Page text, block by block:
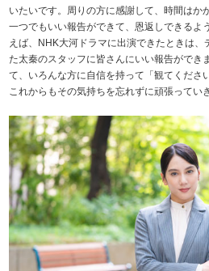
いたいです。周りの方に感謝して、時間はか
一つでもいい報告ができて、恩返しできるよ
えば、NHK大河ドラマに出演できたときは
た太秦のスタッフに皆さんにいい報告ができ
て、いろんな方に自信を持って「観てくださ
これからもその気持ちを忘れずに頑張ってい